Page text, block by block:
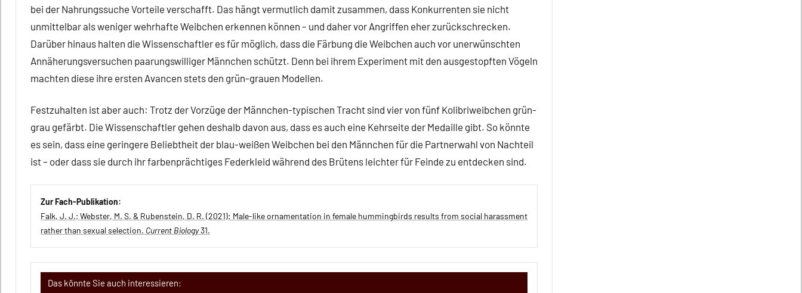
bei der Nahrungssuche Vorteile verschafft. Das hängt vermutlich damit zusammen, dass Konkurrenten sie nicht
unmittelbar als weniger wehrhafte Weibchen erkennen können – und daher vor Angriffen eher zurückschrecken.
Darüber hinaus halten die Wissenschaftler es für möglich, dass die Färbung die Weibchen auch vor unerwünschten
Annäherungsversuchen paarungswilliger Männchen schützt. Denn bei ihrem Experiment mit den ausgestopften Vögeln
machten diese ihre ersten Avancen stets den grün-grauen Modellen.
Festzuhalten ist aber auch: Trotz der Vorzüge der Männchen-typischen Tracht sind vier von fünf Kolibriweibchen grün-
grau gefärbt. Die Wissenschaftler gehen deshalb davon aus, dass es auch eine Kehrseite der Medaille gibt. So könnte
es sein, dass eine geringere Beliebtheit der blau-weißen Weibchen bei den Männchen für die Partnerwahl von Nachteil
ist – oder dass sie durch ihr farbenprächtiges Federkleid während des Brütens leichter für Feinde zu entdecken sind.
Zur Fach-Publikation:
Falk, J. J.; Webster, M. S. & Rubenstein, D. R. (2021): Male-like ornamentation in female hummingbirds results from social harassment
rather than sexual selection. Current Biology31.
Das könnte Sie auch interessieren: